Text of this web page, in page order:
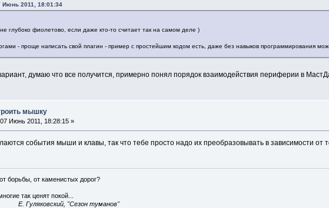
Июнь 2011, 18:01:34
глубоко фиолетово, если даже кто-то считает так на самом деле )
- проще написать свой плагин - пример с простейшим кодом есть, даже без навыков программирования
думаю что все получится, примерно понял порядок взаимодействия периферии в
мышку
07 Июнь 2011, 18:28:15 »
события мыши и клавы, так что тебе просто надо их преобразовывать в зависимости от
борьбы, от каменистых дорог?
так ценят покой...
E. Гуляковский, "Сезон туманов"